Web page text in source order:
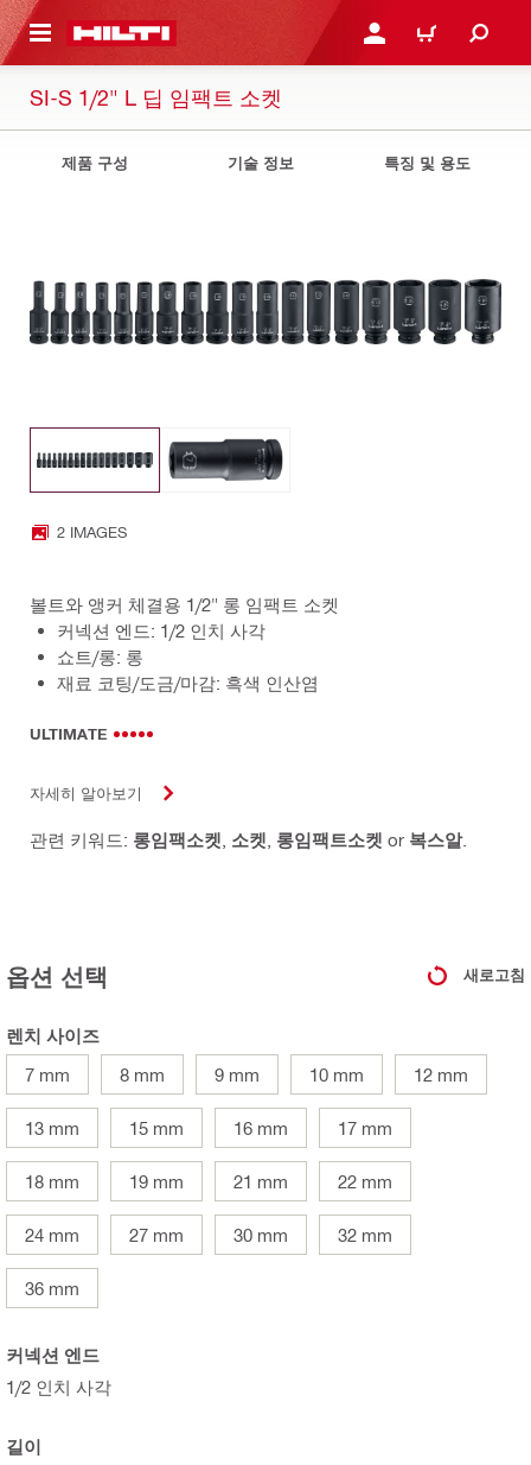
으로 건너뛰기 로그인 또는 회원가입
장바구니
SI-S 1/2" L 딥 임팩트 소켓
제품 구성 기술 정보 특징 및 용도
2 IMAGES
볼트와 앵커 체결용 1/2" 롱 임팩트 소켓
커넥션 엔드: 1/2 인치 사각
쇼트/롱: 롱
재료 코팅/도금/마감: 흑색 인산염
ULTIMATE
자세히 알아보기
관련 키워드: 롱임팩소켓 소켓 롱임팩트소켓 or 복스알.
옵션 선택 새로고침
렌치 사이즈
7 mm
8 mm 9 mm 10 mm 12 mm
13 mm 15 mm 16 mm 17 mm
18 mm 19 mm 21 mm 22 mm
24 mm 27 mm 30 mm 32 mm
36 mm
커넥션 엔드
1/2 인치 사각
길이